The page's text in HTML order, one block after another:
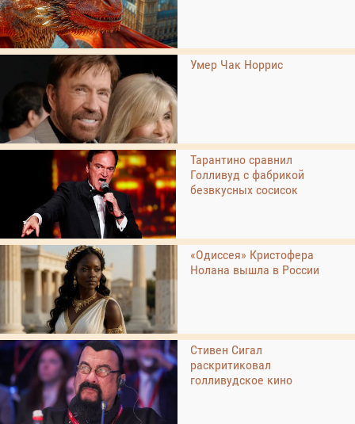
Умер Чак Норрис
Тарантино сравнил
Голливуд с фабрикой
безвкусных сосисок
«Одиссея» Кристофера
Нолана вышла в России
Стивен Сигал
раскритиковал
голливудское кино